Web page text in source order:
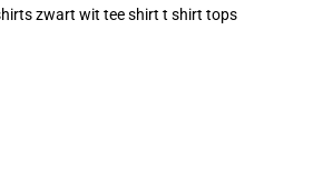
zwart wit tee shirt t shirt tops